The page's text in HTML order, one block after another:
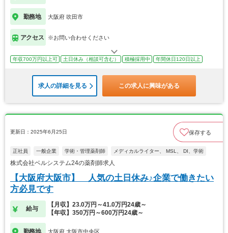
勤務地 大阪府 吹田市
アクセス ※お問い合わせください
年収700万円以上可 土日休み（相談可含む） 積極採用中 年間休日120日以上
求人の詳細を見る この求人に興味がある
更新日：2025年6月25日 保存する
正社員 一般企業 学術・管理薬剤師 メディカルライター、 MSL、 DI、学術
株式会社ベルシステム24の薬剤師求人
【大阪府大阪市】 人気の土日休み♪企業で働きたい
方必見です
給与
【月収】23.0万円～41.0万円24歳～
【年収】350万円～600万円24歳～
勤務地 大阪府 大阪市中央区